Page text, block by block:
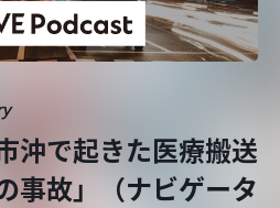
沖で起きた医療搬送
事故」（ナビゲータ